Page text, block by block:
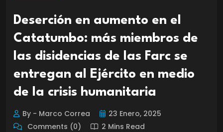
Deserción en aumento en el
Catatumbo: más miembros de
las disidencias de las Farc se
entregan al Ejército en medio
de la crisis humanitaria
By - Marco Correa
23 Enero, 2025
Comments (0)
2 Mins Read